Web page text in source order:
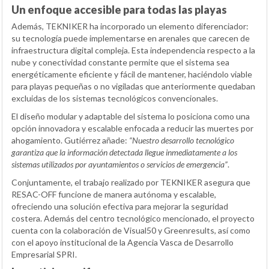
Un enfoque accesible para todas las playas
Además, TEKNIKER ha incorporado un elemento diferenciador:
su tecnología puede implementarse en arenales que carecen de
infraestructura digital compleja. Esta independencia respecto a la
nube y conectividad constante permite que el sistema sea
energéticamente eficiente y fácil de mantener, haciéndolo viable
para playas pequeñas o no vigiladas que anteriormente quedaban
excluidas de los sistemas tecnológicos convencionales.
El diseño modular y adaptable del sistema lo posiciona como una
opción innovadora y escalable enfocada a reducir las muertes por
ahogamiento. Gutiérrez añade: “Nuestro desarrollo tecnológico
garantiza que la información detectada llegue inmediatamente a los
sistemas utilizados por ayuntamientos o servicios de emergencia”.
Conjuntamente, el trabajo realizado por TEKNIKER asegura que
RESAC-OFF funcione de manera autónoma y escalable,
ofreciendo una solución efectiva para mejorar la seguridad
costera. Además del centro tecnológico mencionado, el proyecto
cuenta con la colaboración de Visual50 y Greenresults, así como
con el apoyo institucional de la Agencia Vasca de Desarrollo
Empresarial SPRI.